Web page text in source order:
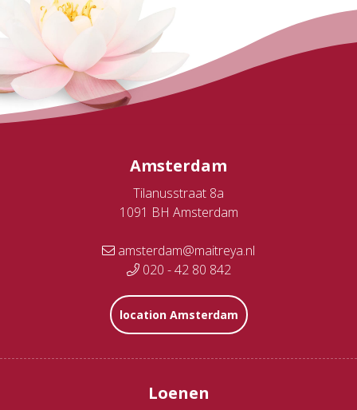
Amsterdam
Tilanusstraat 8a
1091 BH Amsterdam
amsterdam@maitreya.nl
020 - 42 80 842
location Amsterdam
Loenen